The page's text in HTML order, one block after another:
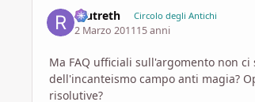
reutreth Circolo degli Antichi
2 Marzo 201115 anni
Ma FAQ ufficiali sull'argomento non
dell'incanteismo campo anti magia?
risolutive?